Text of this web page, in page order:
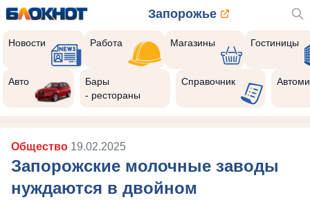
Запорожье
Новости Работа Магазины Гостиницы
Авто
Бары
- рестораны
Справочник
Общество 19.02.2025
Запорожские молочные заводы
нуждаются в двойном